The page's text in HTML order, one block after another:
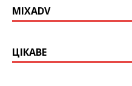
MIXADV
ЦІКАВЕ